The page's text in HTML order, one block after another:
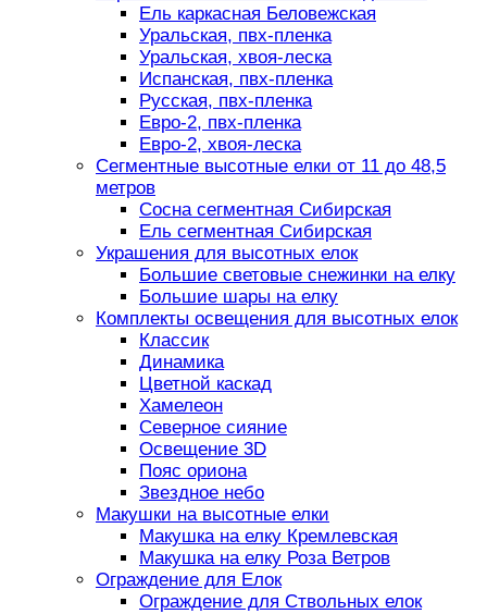
Ель каркасная Беловежская
Уральская, пвх-пленка
Уральская, хвоя-леска
Испанская, пвх-пленка
Русская, пвх-пленка
Евро-2, пвх-пленка
Евро-2, хвоя-леска
Сегментные высотные елки от 11 до 48,5
метров
Сосна сегментная Сибирская
Ель сегментная Сибирская
Украшения для высотных елок
Большие световые снежинки на елку
Большие шары на елку
Комплекты освещения для высотных елок
Классик
Динамика
Цветной каскад
Хамелеон
Северное сияние
Освещение 3D
Пояс ориона
Звездное небо
Макушки на высотные елки
Макушка на елку Кремлевская
Макушка на елку Роза Ветров
Ограждение для Елок
Ограждение для Ствольных елок